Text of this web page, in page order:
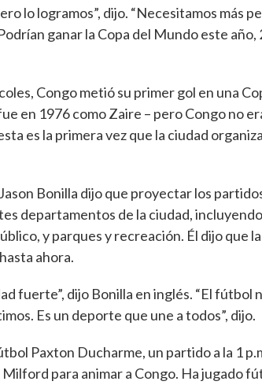
lo logramos”, dijo. “Necesitamos más
ganar la Copa del Mundo este año,
Congo metió su primer gol en una
en 1976 como Zaire – pero Congo no
es la primera vez que la ciudad
Bonilla dijo que proyectar los
departamentos de la ciudad, incluyendo
y parques y recreación. Él dijo que
ahora.
fuerte”, dijo Bonilla en inglés. “El fútbol
Es un deporte que une a todos”, dijo.
Paxton Ducharme, un partido a la 1
para animar a Congo. Ha jugado